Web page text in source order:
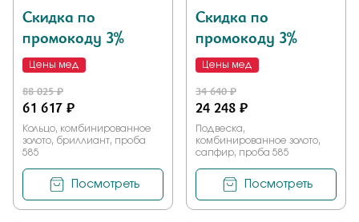
Скидка по
промокоду 3%
Цены мед
88 025 ₽
61 617 ₽
Кольцо, комбинированное
золото, бриллиант, проба
585
Посмотреть
Скидка по
промокоду 3%
Цены мед
34 640 ₽
24 248 ₽
Подвеска,
комбинированное золото,
сапфир, проба 585
Посмотреть